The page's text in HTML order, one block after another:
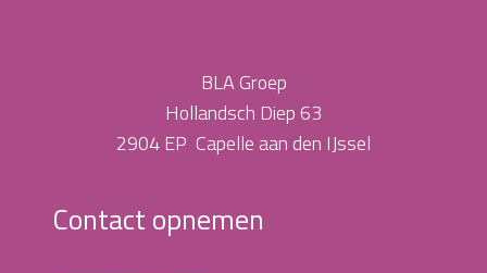
BLA Groep
Hollandsch Diep 63
2904 EP Capelle aan den IJssel
Contact opnemen